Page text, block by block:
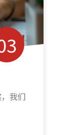
同研